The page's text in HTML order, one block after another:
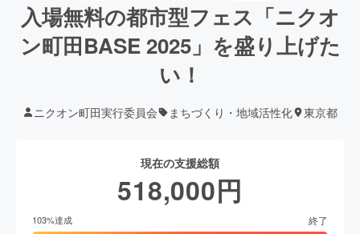
入場無料の都市型フェス「ニクオ
ン町田BASE 2025」を盛り上げた
い！
ニクオン町田実行委員会 まちづくり・地域活性化 東京都
現在の支援総額
518,000円
103%達成 終了